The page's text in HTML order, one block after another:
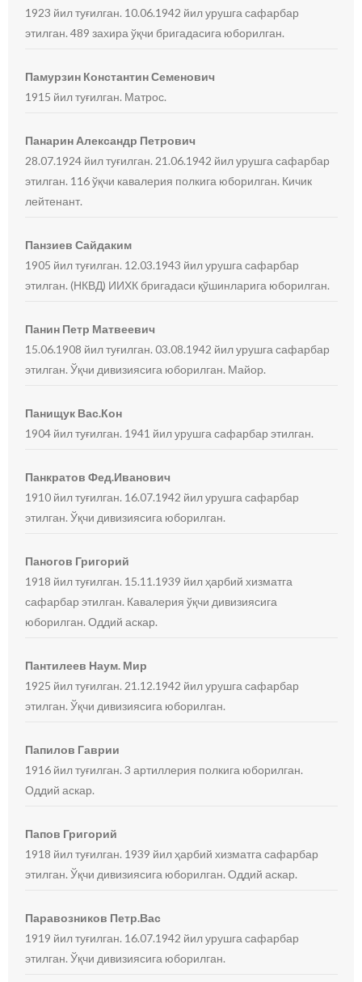
1923 йил туғилган. 10.06.1942 йил урушга сафарбар
этилган. 489 захира ўқчи бригадасига юборилган.
Памурзин Константин Семенович
1915 йил туғилган. Матрос.
Панарин Александр Петрович
28.07.1924 йил туғилган. 21.06.1942 йил урушга сафарбар
этилган. 116 ўқчи кавалерия полкига юборилган. Кичик
лейтенант.
Панзиев Сайдаким
1905 йил туғилган. 12.03.1943 йил урушга сафарбар
этилган. (НКВД) ИИХК бригадаси қўшинларига юборилган.
Панин Петр Матвеевич
15.06.1908 йил туғилган. 03.08.1942 йил урушга сафарбар
этилган. Ўқчи дивизиясига юборилган. Майор.
Панищук Вас.Кон
1904 йил туғилган. 1941 йил урушга сафарбар этилган.
Панкратов Фед.Иванович
1910 йил туғилган. 16.07.1942 йил урушга сафарбар
этилган. Ўқчи дивизиясига юборилган.
Паногов Григорий
1918 йил туғилган. 15.11.1939 йил ҳарбий хизматга
сафарбар этилган. Кавалерия ўқчи дивизиясига
юборилган. Оддий аскар.
Пантилеев Наум. Мир
1925 йил туғилган. 21.12.1942 йил урушга сафарбар
этилган. Ўқчи дивизиясига юборилган.
Папилов Гаврии
1916 йил туғилган. 3 артиллерия полкига юборилган.
Оддий аскар.
Папов Григорий
1918 йил туғилган. 1939 йил ҳарбий хизматга сафарбар
этилган. Ўқчи дивизиясига юборилган. Оддий аскар.
Паравозников Петр.Вас
1919 йил туғилган. 16.07.1942 йил урушга сафарбар
этилган. Ўқчи дивизиясига юборилган.